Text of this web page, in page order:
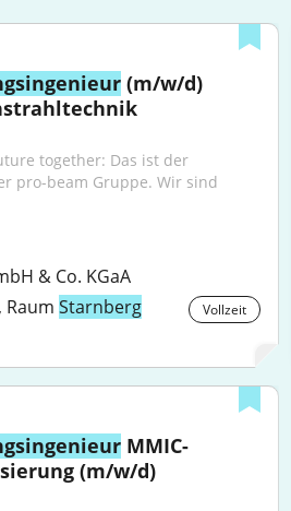
(m/w/d)
together: Das ist der
pro-beam Gruppe. Wir sind
& Co. KGaA
RaumStarnberg Vollzeit
MMIC-
(m/w/d)